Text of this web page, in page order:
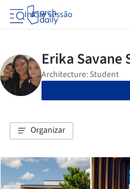
Iniciar sessão
Organizar